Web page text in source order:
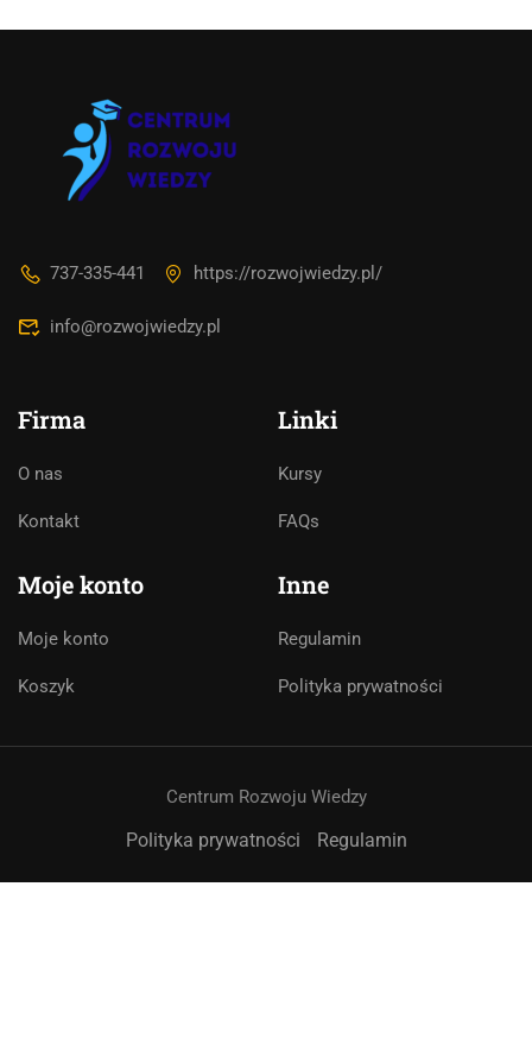
737-335-441 https://rozwojwiedzy.pl/
info@rozwojwiedzy.pl
Firma
O nas
Kontakt
Linki
Kursy
FAQs
Moje konto
Moje konto
Koszyk
Inne
Regulamin
Polityka prywatności
Centrum Rozwoju Wiedzy
Polityka prywatności Regulamin
asystentem AI. Jak mogę Ci pomóc?